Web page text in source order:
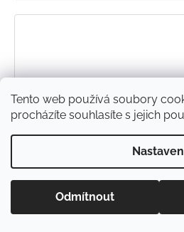
Tento web používá soubory
procházíte souhlasíte s jejich
Odmítnout